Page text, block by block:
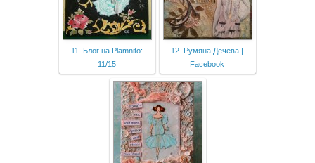
11. Блог на Plamnito:
11/15
12. Румяна Дечева |
Facebook